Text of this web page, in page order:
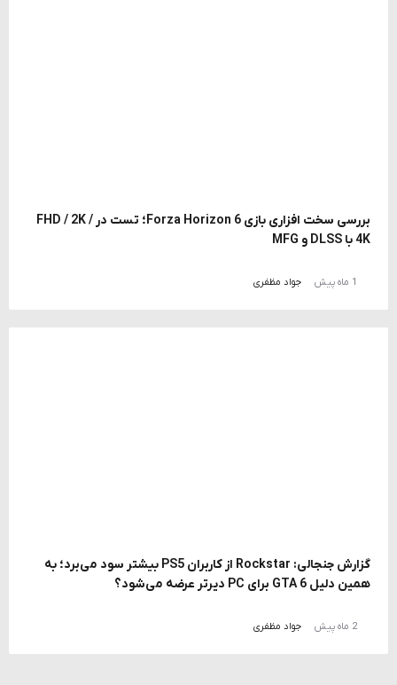
بررسی سخت افزاری بازی Forza Horizon 6؛ تست در FHD / 2K /
4K با DLSS و MFG
1 ماه پیش جواد مظفری
گزارش جنجالی: Rockstar از کاربران PS5 بیشتر سود می‌برد؛ به
همین دلیل GTA 6 برای PC دیرتر عرضه می‌شود؟
2 ماه پیش جواد مظفری